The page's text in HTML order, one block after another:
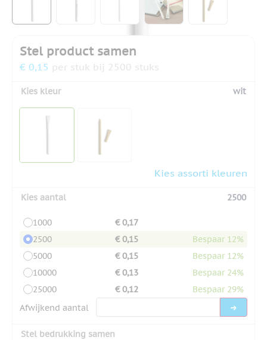
Stel product samen
€ 0,15 per stuk bij 2500 stuks
Kies kleur wit
Kies assorti kleuren
Kies aantal 2500
1000
€ 0,17
2500
€ 0,15
Bespaar 12%
5000
€ 0,15
Bespaar 12%
10000
€ 0,13
Bespaar 24%
25000
€ 0,12
Bespaar 29%
Afwijkend aantal
Stel bedrukking samen